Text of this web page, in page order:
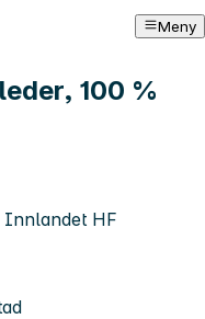
Meny
100 %
Innlandet HF